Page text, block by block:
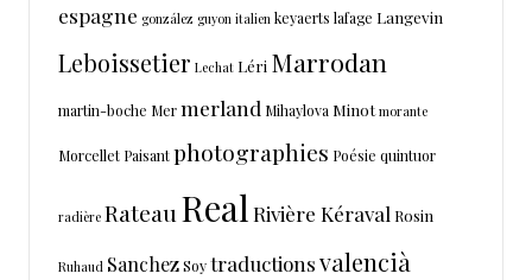
espagne gonzález guyon italien keyaerts lafage Langevin
Leboissetier Lechat Léri Marrodan
martin-boche Mermerland Mihaylova Minot morante
Morcellet Paisantphotographies Poésie quintuor
radière RateauReal Rivière Kéraval Rosin
Ruhaud SanchezSoytraductionsvalencià